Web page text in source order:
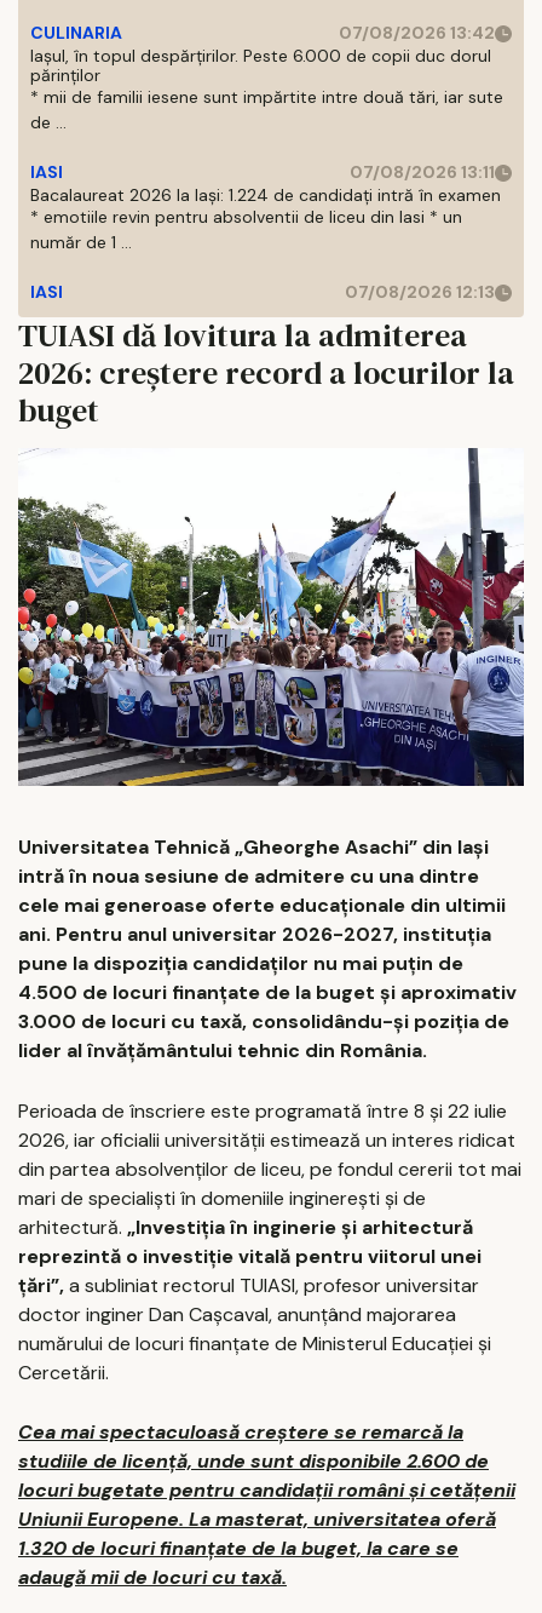
CULINARIA
07/08/2026 13:42
Iașul, în topul despărțirilor. Peste 6.000 de copii duc dorul
părinților
* mii de familii iesene sunt impărtite intre două tări, iar sute
de ...
IASI
07/08/2026 13:11
Bacalaureat 2026 la Iași: 1.224 de candidați intră în examen
* emotiile revin pentru absolventii de liceu din Iasi * un
număr de 1 ...
IASI 07/08/2026 12:13
TUIASI dă lovitura la admiterea
2026: creștere record a locurilor la
buget
Universitatea Tehnică „Gheorghe Asachi” din Iași
intră în noua sesiune de admitere cu una dintre
cele mai generoase oferte educaționale din ultimii
ani. Pentru anul universitar 2026-2027, instituția
pune la dispoziția candidaților nu mai puțin de
4.500 de locuri finanțate de la buget și aproximativ
3.000 de locuri cu taxă, consolidându-și poziția de
lider al învățământului tehnic din România.
Perioada de înscriere este programată între 8 și 22 iulie
2026, iar oficialii universității estimează un interes ridicat
din partea absolvenților de liceu, pe fondul cererii tot mai
mari de specialiști în domeniile inginerești și de
arhitectură. „Investiția în inginerie și arhitectură
reprezintă o investiție vitală pentru viitorul unei
țări”,a subliniat rectorul TUIASI, profesor universitar
doctor inginer Dan Cașcaval, anunțând majorarea
numărului de locuri finanțate de Ministerul Educației și
Cercetării.
Cea mai spectaculoasă creștere se remarcă la
studiile de licență, unde sunt disponibile 2.600 de
locuri bugetate pentru candidații români și cetățenii
Uniunii Europene. La masterat, universitatea oferă
1.320 de locuri finanțate de la buget, la care se
adaugă mii de locuri cu taxă.